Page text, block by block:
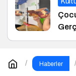
Haberler